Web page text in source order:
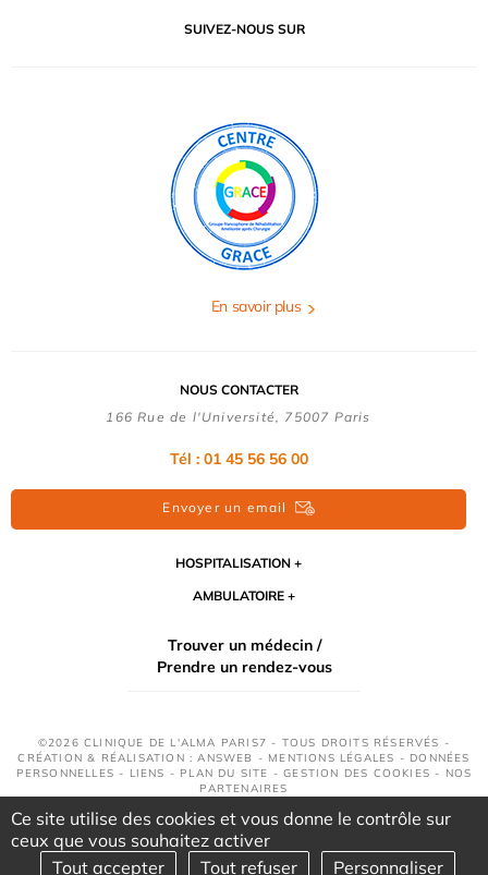
SUIVEZ-NOUS SUR
En savoir plus
NOUS CONTACTER
166 Rue de l'Université, 75007 Paris
Tél : 01 45 56 56 00
Envoyer un email
HOSPITALISATION
AMBULATOIRE
Trouver un médecin /
Prendre un rendez-vous
©2026 CLINIQUE DE L'ALMA PARIS7 - TOUS DROITS RÉSERVÉS -
CRÉATION & RÉALISATION : ANSWEB - MENTIONS LÉGALES - DONNÉES
PERSONNELLES - LIENS - PLAN DU SITE -GESTION DES COOKIES - NOS
PARTENAIRES
Ce site utilise des cookies et vous donne le contrôle sur
ceux que vous souhaitez activer
Tout accepter
Tout refuser Personnaliser